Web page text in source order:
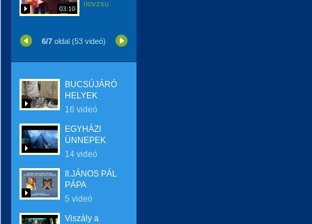
03:10
novzsu
6/7 oldal (53 videó)
BUCSÚJÁRÓ
HELYEK
16 videó
EGYHÁZI
ÜNNEPEK
14 videó
II.JÁNOS PÁL
PÁPA
5 videó
Viszály a